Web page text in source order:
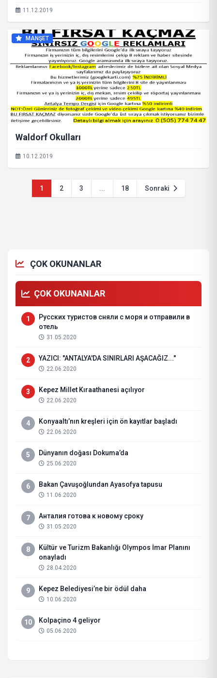
11.12.2019
MANŞET
Waldorf Okulları
10.12.2019
1 2 3 ... 18 Sonraki
ÇOK OKUNANLAR
ÇOK OKUNANLAR
1
Русских туристов сняли с моря и отправили в
отель
31.05.2020
2 YAZICI: "ANTALYA'DA SINIRLARI AŞACAĞIZ..."
22.06.2020
3 Kepez Millet Kıraathanesi açılıyor
22.06.2020
4 Konyaaltı’nın kreşleri için ön kayıtlar başladı
22.06.2020
5 Dünyanın doğası Dokuma’da
25.06.2020
6 Bakan Çavuşoğlundan Ayasofya tapusu
11.06.2020
7 Анталия готова к новому сроку
31.05.2020
8
Kültür ve Turizm Bakanlığı Olympos İmar Planını
onayladı
28.04.2020
9 Kepez Belediyesi’ne bir ödül daha
10.06.2020
10 Kolpaçino 4 geliyor
05.06.2020